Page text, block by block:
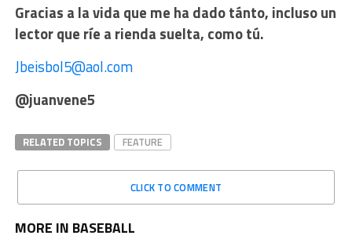
Gracias a la vida que me ha dado tánto, incluso un
lector que ríe a rienda suelta, como tú.
Jbeisbol5@aol.com
@juanvene5
RELATED TOPICS FEATURE
CLICK TO COMMENT
MORE IN BASEBALL